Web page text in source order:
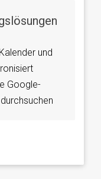
und
Google-